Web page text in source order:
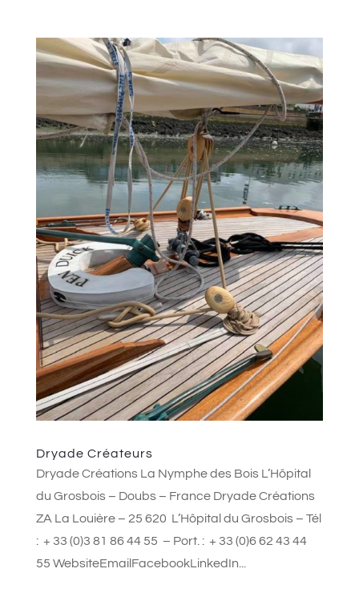
Dryade Créateurs
Dryade Créations La Nymphe des Bois L’Hôpital
du Grosbois – Doubs – France Dryade Créations
ZA La Louière – 25 620 L’Hôpital du Grosbois – Tél
: + 33 (0)3 81 86 44 55 – Port. : + 33 (0)6 62 43 44
55 WebsiteEmailFacebookLinkedIn...